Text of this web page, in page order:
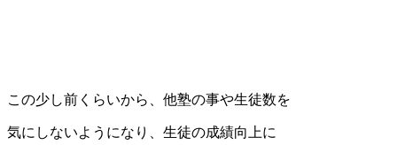
この少し前くらいから、他塾の事や生徒数を
気にしないようになり、生徒の成績向上に